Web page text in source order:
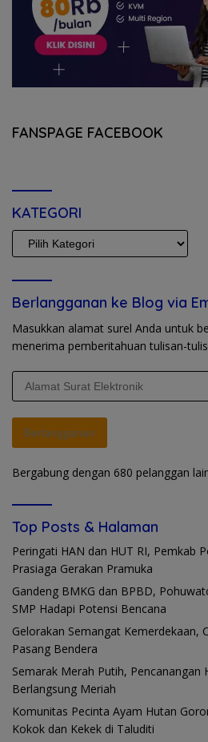
FANSPAGE FACEBOOK
KATEGORI
KATEGORI
Berlangganan ke Blog via
Masukkan alamat surel Anda untuk
menerima pemberitahuan tulisan-
Berlangganan
Bergabung dengan 680 pelanggan
Top Posts & Halaman
Peringati HAN dan HUT RI, Pemkab
Prasiaga Gerakan Pramuka
Gandeng BMKG dan BPBD,
SMP Hadapi Potensi Bencana
Gelorakan Semangat Kemerdekaan,
Pasang Bendera
Semarak Merah Putih, Pencanangan
Berlangsung Meriah
Komunitas Pecinta Ayam Hutan
Kokok dan Kekek di Taluditi